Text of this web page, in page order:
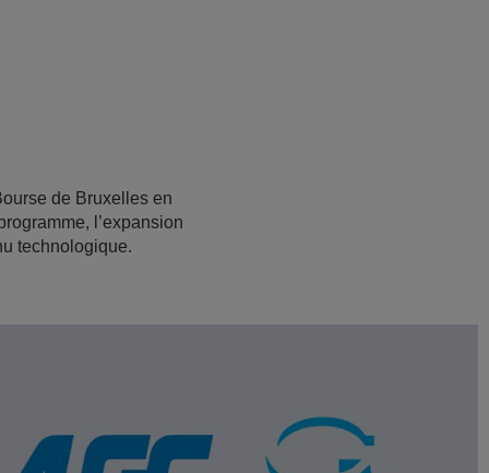
de Bruxelles en
l’expansion
technologique.